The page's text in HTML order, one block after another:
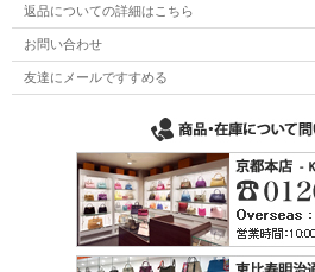
返品についての詳細はこちら
お問い合わせ
友達にメールですすめる